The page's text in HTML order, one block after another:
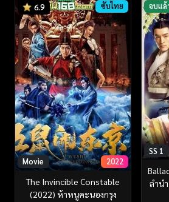
6.9 ซับไทย
Movie 2022
The Invincible Constable
(2022) ห้าหนูคะนองกรุง
จบแล้
SS 1
ลำน